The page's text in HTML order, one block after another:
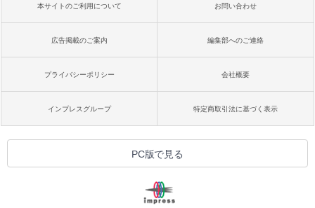
本サイトのご利用について お問い合わせ
広告掲載のご案内 編集部へのご連絡
プライバシーポリシー 会社概要
インプレスグループ 特定商取引法に基づく表示
PC版で見る